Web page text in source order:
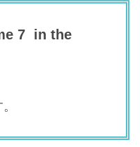
7 in the